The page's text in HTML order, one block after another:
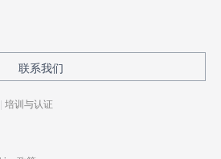
联系我们
| 培训与认证